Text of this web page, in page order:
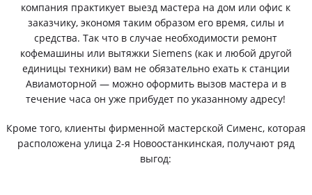
компания практикует выезд мастера на дом или офис к
заказчику, экономя таким образом его время, силы и
средства. Так что в случае необходимости ремонт
кофемашины или вытяжки Siemens (как и любой другой
единицы техники) вам не обязательно ехать к станции
Авиамоторной — можно оформить вызов мастера и в
течение часа он уже прибудет по указанному адресу!
Кроме того, клиенты фирменной мастерской Сименс, которая
расположена улица 2-я Новоостанкинская, получают ряд
выгод: